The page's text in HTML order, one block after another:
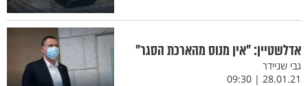
אדלשטיין: "אין מנוס מהארכת הסגר"
גבי שניידר
28.01.21 | 09:30